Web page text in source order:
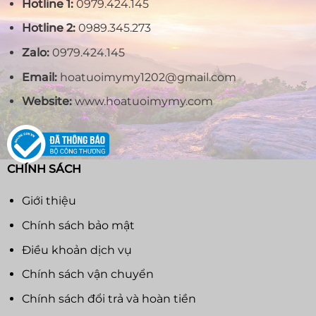
Hotline 1:0979.424.145
Hotline 2:0989.345.273
Zalo:0979.424.145
Email:hoatuoimymy1202@gmail.com
Website:www.hoatuoimymy.com
CHÍNH SÁCH
Giới thiệu
Chính sách bảo mật
Điều khoản dịch vụ
Chính sách vận chuyển
Chính sách đổi trả và hoàn tiền